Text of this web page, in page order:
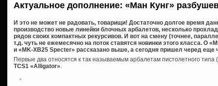
Актуальное дополнение: «Ман Кунг»
И это не может не радовать, товарищи! Достаточно долгое время
производство новые линейки блочных арбалетов, несколько
рядов своих компактных рекурсивов. И вот на смену (точнее,
т.д. чуть не ежемесячно на поток ставятся новинки этого класса. О
и «MK-XB25 Specter» рассказано выше, а сегодня пришел черед еще
Первые два относятся к так называемым арбалетам пистолетного типа
TCS1 «Alligator».